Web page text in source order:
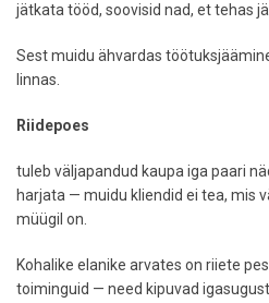
jätkata tööd, soovisid nad, et tehas
Sest muidu ähvardas
linnas.
Riidepoes
tuleb väljapandud kaupa iga paari
harjata — muidu kliendid ei tea, mis
müügil on.
Kohalike elanike arvates on riiete
toiminguid — need kipuvad